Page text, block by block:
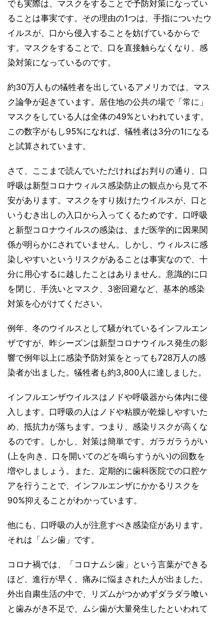
でも実際は、マスクをすることで予防対策になってい
ることは事実です。その理由の1つは、手指についたウ
イルスが、口から侵入することを妨げているからで
す。マスクをすることで、口を直接触らなくなり、感
染対策になっているのです。
約30万人もの犠牲者を出しているアメリカでは、マス
ク論争が起きています。居住地の公共の場で「常に」
マスクをしている人は全体の49%といわれています。
この数字がもし95%になれば、犠牲者は3分の1になる
と試算されています。
さて、ここまで読んでいただければお判りの通り、口
呼吸は新型コロナウィルス感染防止の観点から見て不
安があります。マスクをすり抜けたウイルスが、口と
いうむき出しの入口から入ってくるためです。口呼吸
と新型コロナウイルスの感染は、まだ医学的に因果関
係が明らかにされていません。しかし、ウィルスに感
染しやすいというリスクがあることは事実なので、十
分に用心するに越したことはありません。意識的に口
を閉じ、手洗いとマスク、3密回避など、基本的感染
対策を心がけてください。
例年、冬のウイルスとして騒がれているインフルエン
ザですが、昨シーズンは新型コロナウイルス発生の影
響で例年以上に感染予防対策をとっても728万人の感
染者が出ました。犠牲者も約3,800人に達しました。
インフルエンザウイルスはノドや呼吸器から体内に侵
入します。口呼吸の人はノドや粘膜が乾燥しやすいた
め、抵抗力が落ちます。つまり、感染リスクが高くな
るのです。しかし、対策は簡単です。ガラガラうがい
(上を向き、口を開いてのどを鳴らすうがい)の回数を
増やしましょう。また、定期的に歯科医院での口腔ケ
アを行うことで、インフルエンザにかかるリスクを
90%抑えることがわかっています。
他にも、口呼吸の人が注意すべき感染症があります。
それは「ムシ歯」です。
コロナ禍では、「コロナムシ歯」という言葉ができる
ほど、進行が早く、痛みに悩まされた人が出ました。
外出自粛生活の中で、リズムがつかめずダラダラ喰い
と歯みがき不足で、ムシ歯が大量発生したといわれて